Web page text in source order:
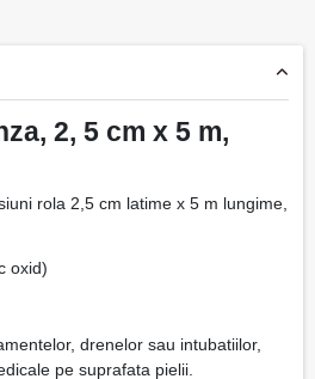
2, 5 cm x 5 m,
rola 2,5 cm latime x 5 m lungime,
oxid)
drenelor sau intubatiilor,
pe suprafata pielii.